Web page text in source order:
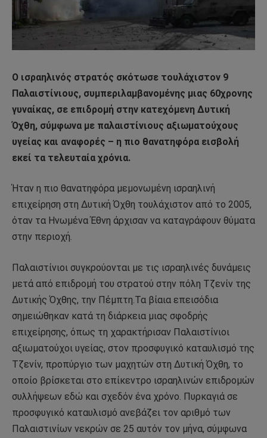
Ο ισραηλινός στρατός σκότωσε τουλάχιστον 9
Παλαιστίνιους, συμπεριλαμβανομένης μιας 60χρονης
γυναίκας, σε επιδρομή στην κατεχόμενη Δυτική
Όχθη, σύμφωνα με παλαιστίνιους αξιωματούχους
υγείας και αναφορές – η πιο θανατηφόρα εισβολή
εκεί τα τελευταία χρόνια.
Ήταν η πιο θανατηφόρα μεμονωμένη ισραηλινή
επιχείρηση στη Δυτική Όχθη τουλάχιστον από το 2005,
όταν τα Ηνωμένα Έθνη άρχισαν να καταγράφουν θύματα
στην περιοχή.
Παλαιστίνιοι συγκρούονται με τις ισραηλινές δυνάμεις
μετά από επιδρομή του στρατού στην πόλη Τζενίν της
Δυτικής Όχθης, την Πέμπτη.Τα βίαια επεισόδια
σημειώθηκαν κατά τη διάρκεια μιας σφοδρής
επιχείρησης, όπως τη χαρακτήρισαν Παλαιστίνιοι
αξιωματούχοι υγείας, στον προσφυγικό καταυλισμό της
Τζενίν, προπύργιο των μαχητών στη Δυτική Όχθη, το
οποίο βρίσκεται στο επίκεντρο ισραηλινών επιδρομών
συλλήψεων εδώ και σχεδόν ένα χρόνο. Πυρκαγιά σε
προσφυγικό καταυλισμό ανεβάζει τον αριθμό των
Παλαιστινίων νεκρών σε 25 αυτόν τον μήνα, σύμφωνα